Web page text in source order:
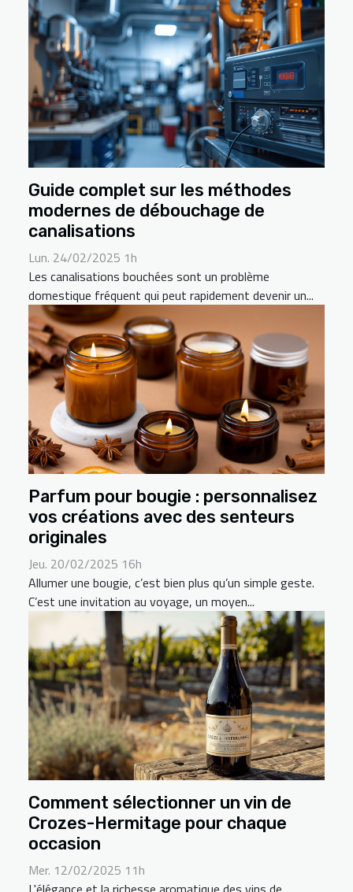
Guide complet sur les méthodes
modernes de débouchage de
canalisations
Lun. 24/02/2025 1h
Les canalisations bouchées sont un problème
domestique fréquent qui peut rapidement devenir un...
Parfum pour bougie : personnalisez
vos créations avec des senteurs
originales
Jeu. 20/02/2025 16h
Allumer une bougie, c’est bien plus qu’un simple geste.
C’est une invitation au voyage, un moyen...
Comment sélectionner un vin de
Crozes-Hermitage pour chaque
occasion
Mer. 12/02/2025 11h